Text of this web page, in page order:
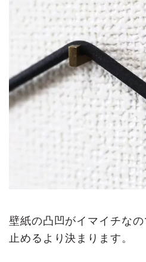
壁紙の凸凹がイマイチな
止めるより決まります。